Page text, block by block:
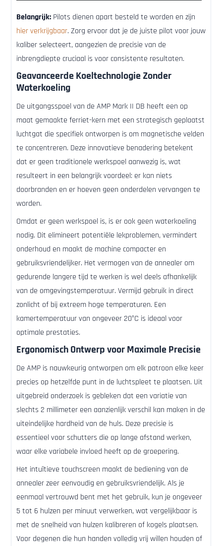
Belangrijk: Pilots dienen apart besteld te worden en zijn
hier verkrijgbaar. Zorg ervoor dat je de juiste pilot voor jouw
kaliber selecteert, aangezien de precisie van de
inbrengdiepte cruciaal is voor consistente resultaten.
Geavanceerde Koeltechnologie Zonder
Waterkoeling
De uitgangsspoel van de AMP Mark II DB heeft een op
maat gemaakte ferriet-kern met een strategisch geplaatst
luchtgat die specifiek ontworpen is om magnetische velden
te concentreren. Deze innovatieve benadering betekent
dat er geen traditionele werkspoel aanwezig is, wat
resulteert in een belangrijk voordeel: er kan niets
doorbranden en er hoeven geen onderdelen vervangen te
worden.
Omdat er geen werkspoel is, is er ook geen waterkoeling
nodig. Dit elimineert potentiële lekproblemen, vermindert
onderhoud en maakt de machine compacter en
gebruiksvriendelijker. Het vermogen van de annealer om
gedurende langere tijd te werken is wel deels afhankelijk
van de omgevingstemperatuur. Vermijd gebruik in direct
zonlicht of bij extreem hoge temperaturen. Een
kamertemperatuur van ongeveer 20°C is ideaal voor
optimale prestaties.
Ergonomisch Ontwerp voor Maximale Precisie
De AMP is nauwkeurig ontworpen om elk patroon elke keer
precies op hetzelfde punt in de luchtspleet te plaatsen. Uit
uitgebreid onderzoek is gebleken dat een variatie van
slechts 2 millimeter een aanzienlijk verschil kan maken in de
uiteindelijke hardheid van de huls. Deze precisie is
essentieel voor schutters die op lange afstand werken,
waar elke variabele invloed heeft op de groepering.
Het intuïtieve touchscreen maakt de bediening van de
annealer zeer eenvoudig en gebruiksvriendelijk. Als je
eenmaal vertrouwd bent met het gebruik, kun je ongeveer
5 tot 6 hulzen per minuut verwerken, wat vergelijkbaar is
met de snelheid van hulzen kalibreren of kogels plaatsen.
Voor degenen die hun handen volledig vrij willen houden of